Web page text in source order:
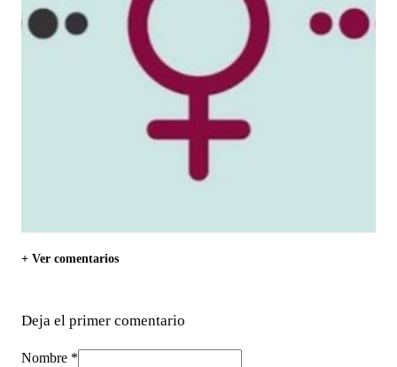
+ Ver comentarios
Deja el primer comentario
Nombre *